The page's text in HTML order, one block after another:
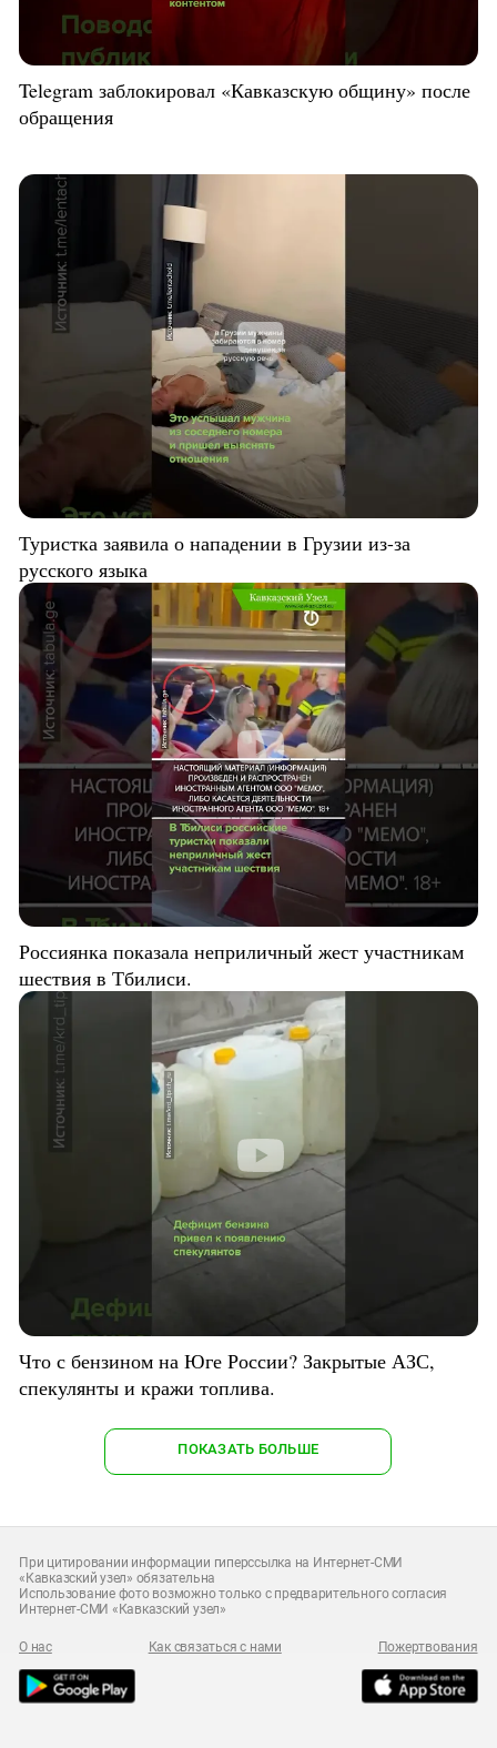
Telegram заблокировал «Кавказскую общину» после
обращения
Туристка заявила о нападении в Грузии из-за
русского языка
Россиянка показала неприличный жест участникам
шествия в Тбилиси.
Что с бензином на Юге России? Закрытые АЗС,
спекулянты и кражи топлива.
ПОКАЗАТЬ БОЛЬШЕ
При цитировании информации гиперссылка на Интернет-СМИ
«Кавказский узел» обязательна
Использование фото возможно только с предварительного согласия
Интернет-СМИ «Кавказский узел»
О нас Как связаться с нами Пожертвования